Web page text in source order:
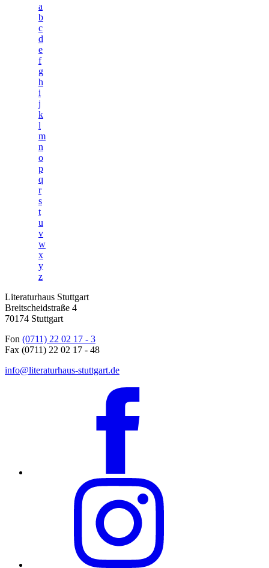
a
b
c
d
e
f
g
h
i
j
k
l
m
n
o
p
q
r
s
t
u
v
w
x
y
z
Literaturhaus Stuttgart
Breitscheidstraße 4
70174 Stuttgart
Fon (0711) 22 02 17 - 3
Fax (0711) 22 02 17 - 48
info@literaturhaus-stuttgart.de